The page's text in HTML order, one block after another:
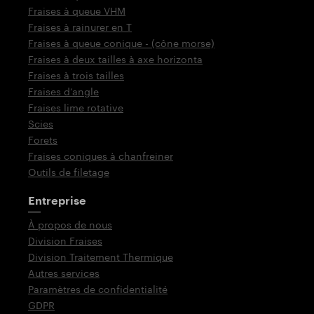
Fraises à queue VHM
Fraises à rainurer en T
Fraises à queue conique - (cône morse)
Fraises à deux tailles à axe horizonta
Fraises à trois tailles
Fraises d‘angle
Fraises lime rotative
Scies
Forets
Fraises coniques à chanfreiner
Outils de filetage
Entreprise
À propos de nous
Division Fraises
Division Traitement Thermique
Autres services
Paramètres de confidentialité
GDPR